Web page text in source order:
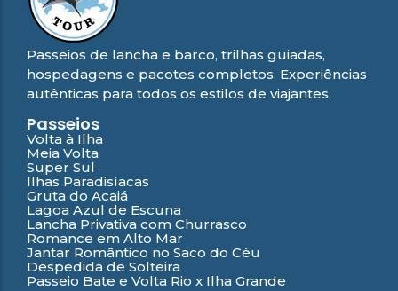
Passeios de lancha e barco, trilhas guiadas,
hospedagens e pacotes completos. Experiências
autênticas para todos os estilos de viajantes.
Passeios
Volta à Ilha
Meia Volta
Super Sul
Ilhas Paradisíacas
Gruta do Acaiá
Lagoa Azul de Escuna
Lancha Privativa com Churrasco
Romance em Alto Mar
Jantar Romântico no Saco do Céu
Despedida de Solteira
Passeio Bate e Volta Rio x Ilha Grande